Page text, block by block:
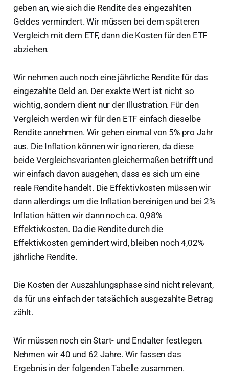
geben an, wie sich die Rendite des eingezahlten
Geldes vermindert. Wir müssen bei dem späteren
Vergleich mit dem ETF, dann die Kosten für den ETF
abziehen.
Wir nehmen auch noch eine jährliche Rendite für das
eingezahlte Geld an. Der exakte Wert ist nicht so
wichtig, sondern dient nur der Illustration. Für den
Vergleich werden wir für den ETF einfach dieselbe
Rendite annehmen. Wir gehen einmal von 5% pro Jahr
aus. Die Inflation können wir ignorieren, da diese
beide Vergleichsvarianten gleichermaßen betrifft und
wir einfach davon ausgehen, dass es sich um eine
reale Rendite handelt. Die Effektivkosten müssen wir
dann allerdings um die Inflation bereinigen und bei 2%
Inflation hätten wir dann noch ca. 0,98%
Effektivkosten. Da die Rendite durch die
Effektivkosten gemindert wird, bleiben noch 4,02%
jährliche Rendite.
Die Kosten der Auszahlungsphase sind nicht relevant,
da für uns einfach der tatsächlich ausgezahlte Betrag
zählt.
Wir müssen noch ein Start- und Endalter festlegen.
Nehmen wir 40 und 62 Jahre. Wir fassen das
Ergebnis in der folgenden Tabelle zusammen.